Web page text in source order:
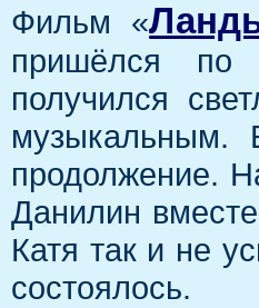
Фильм «
пришёлся
получился
музыкальным.
продолжение.
Данилин
Катя так и не
состоялось.